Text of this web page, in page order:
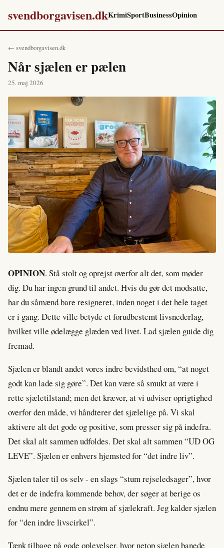
svendborgavisen.dkKrimiSportBusinessOpinion
← svendborgavisen.dk
Når sjælen er pælen
25. maj 2026
OPINION. Stå stolt og oprejst overfor alt det, som møder
dig. Du har ingen grund til andet. Hvis du gør det modsatte,
har du såmænd bare resigneret, inden noget i det hele taget
er i gang. Dette ville betyde et forudbestemt livsnederlag,
hvilket ville ødelægge glæden ved livet. Lad sjælen guide dig
fremad.
Sjælen er blandt andet vores indre bevidsthed om, “at noget
godt kan lade sig gøre”. Det kan være så smukt at være i
rette sjæletilstand; men det kræver, at vi udviser oprigtighed
overfor den måde, vi håndterer det sjælelige på. Vi skal
aktivere alt det gode og positive, som presser sig på indefra.
Det skal alt sammen udfoldes. Det skal alt sammen “UD OG
LEVE”. Sjælen er enhvers hjemsted for “det indre liv”.
Sjælen taler til os selv - en slags “stum rejseledsager”, hvor
det er de indefra kommende behov, der søger at berige os
endnu mere gennem en strøm af sjælekraft. Jeg kalder sjælen
for “den indre livscirkel”.
Tænk tilbage på gode oplevelser, hvor netop sjælen banede